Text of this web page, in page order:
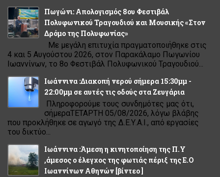
Πωγώνι: Απολογισμός 8ου Φεστιβάλ
Πολυφωνικού Τραγουδιού και Μουσικής «Στον
Δρόμο της Πολυφωνίας»
Με μεγάλη επιτυχία πραγματοποιήθηκε στις
4 και 5 Αυγούστου 2026, στον Παρακάλαμο Πωγωνίου
Ιωαννίνων, το 8ο Φεστιβάλ Πολυφωνικού Τραγουδιού...
Ιωάννινα :Διακοπή νερού σήμερα 15:30μμ -
22:00μμ σε αυτές τις οδούς στα Ζευγάρια
Πληροφορούμε τους συνδημότες μας ότι,
σήμεραΤΕΤΑΡΤΗ 05/08/2026, λόγω βλάβης
που προκλήθηκε σε αγωγό της Δ.Ε.Υ.Α.Ι., από εργασίες
του δικτύο...
Ιωάννινα :Άμεση η κινητοποίηση της Π.Υ
,άμεσος ο έλεγχος της φωτιάς πέριξ της Ε.Ο
Ιωαννίνων Αθηνών [βίντεο ]